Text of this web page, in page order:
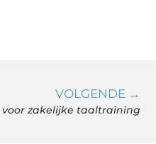
VOLGENDE →
voor zakelijke taaltraining